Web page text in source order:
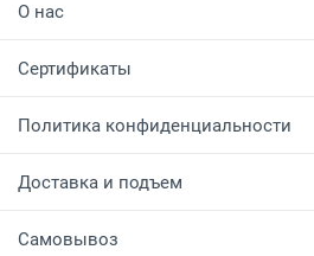
О нас
Сертификаты
Политика конфиденциальности
Доставка и подъем
Самовывоз